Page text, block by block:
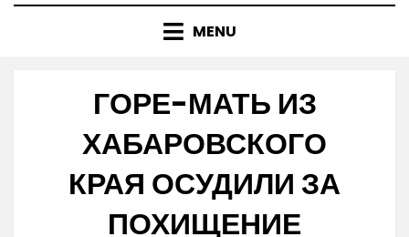
MENU
ГОРЕ-МАТЬ ИЗ
ХАБАРОВСКОГО
КРАЯ ОСУДИЛИ ЗА
ПОХИЩЕНИЕ